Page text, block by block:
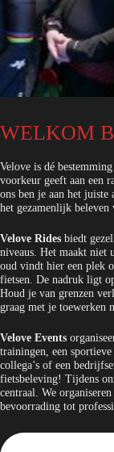
WELKOM
Velove is dé
voorkeur geeft aan een
ons ben je aan het
het gezamenlijk beleven
Velove Rides biedt
niveaus. Het maakt niet
oud vindt hier een plek
fietsen. De nadruk ligt
Houd je van grenzen
graag met je toewerken
Velove Events
trainingen, een
collega’s of een
fietsbeleving! Tijdens
centraal. We
bevoorrading tot